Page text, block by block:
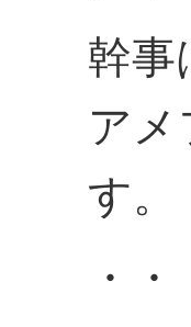
幹事
ア
す。
・